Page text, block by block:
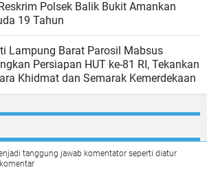
Polsek Balik Bukit Amankan
19 Tahun
Lampung Barat Parosil Mabsus
Persiapan HUT ke-81 RI, Tekankan
Khidmat dan Semarak Kemerdekaan
tanggung jawab komentator seperti diatur